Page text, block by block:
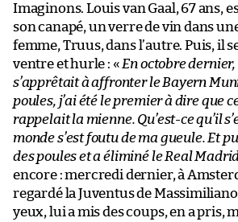
Imaginons. Louis van Gaal, 67 ans,
son canapé, un verre de vin dans
femme, Truus, dans l’autre. Puis, il
ventre et hurle : « En octobre dernier,
s’apprêtait à affronter le Bayern
poules, j’ai été le premier à dire que
rappelait la mienne. Qu’est-ce qu’il
monde s’est foutu de ma gueule. Et
des poules et a éliminé le Real
encore : mercredi dernier, à
regardé la Juventus de
yeux, lui a mis des coups, en a pris,